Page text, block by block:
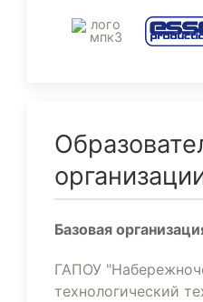
Базовая
ГАПОУ
технологический